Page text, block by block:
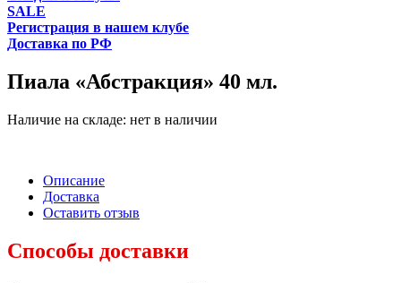
SALE
Регистрация в нашем клубе
Доставка по РФ
Пиала «Абстракция» 40 мл.
Наличие на складе: нет в наличии
Описание
Доставка
Оставить отзыв
Способы доставки